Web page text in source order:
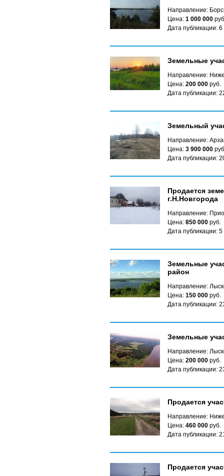
Направление:
Цена: 1 000 000
Дата публикации:
Земельные
Направление:
Цена: 200 000 руб.
Дата публикации:
Земельный
Направление:
Цена: 3 900 000
Дата публикации:
Продается
г.Н.Новгорода
Направление:
Цена: 850 000 руб.
Дата публикации:
Земельные
район
Направление:
Цена: 150 000 руб.
Дата публикации:
Земельные
Направление:
Цена: 200 000 руб.
Дата публикации:
Продается
Направление:
Цена: 460 000 руб.
Дата публикации:
Продается